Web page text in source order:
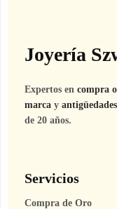
Joyería
Expertos en compra
marca y antigüedades
de 20 años.
Servicios
Compra de Oro